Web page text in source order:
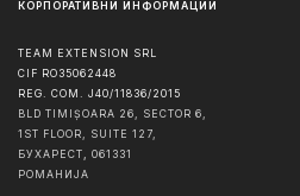
КОРПОРАТИВНИ ИНФОРМАЦИИ
TEAM EXTENSION SRL
CIF RO35062448
REG. COM. J40/11836/2015
BLD TIMIȘOARA 26, SECTOR 6,
1ST FLOOR, SUITE 127,
БУХАРЕСТ
061331
РОМАНИЈА